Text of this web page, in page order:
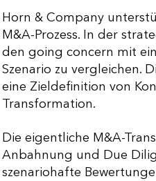
Horn & Company
M&A-Prozess. In der
den going concern mit
Szenario zu vergleichen.
eine Zieldefinition von
Transformation.
Die eigentliche M&A-
Anbahnung und Due
szenariohafte